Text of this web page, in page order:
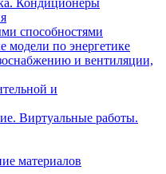
Кондиционеры
способностями
модели по энергетике
и вентиляции,
и
Виртуальные работы.
материалов